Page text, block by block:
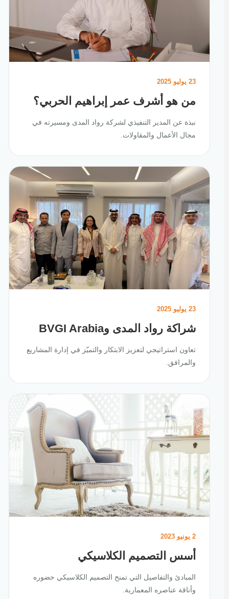
23 يوليو 2025
من هو أشرف عمر إبراهيم الحربي؟
نبذة عن المدير التنفيذي لشركة رواد المدى ومسيرته في
مجال الأعمال والمقاولات.
23 يوليو 2025
شراكة رواد المدى وBVGI Arabia
تعاون استراتيجي لتعزيز الابتكار والتميّز في إدارة المشاريع
والمرافق.
أسس التصميم الكلاسيكي
المبادئ والتفاصيل التي تمنح التصميم الكلاسيكي حضوره
وأناقة عناصره المعمارية.